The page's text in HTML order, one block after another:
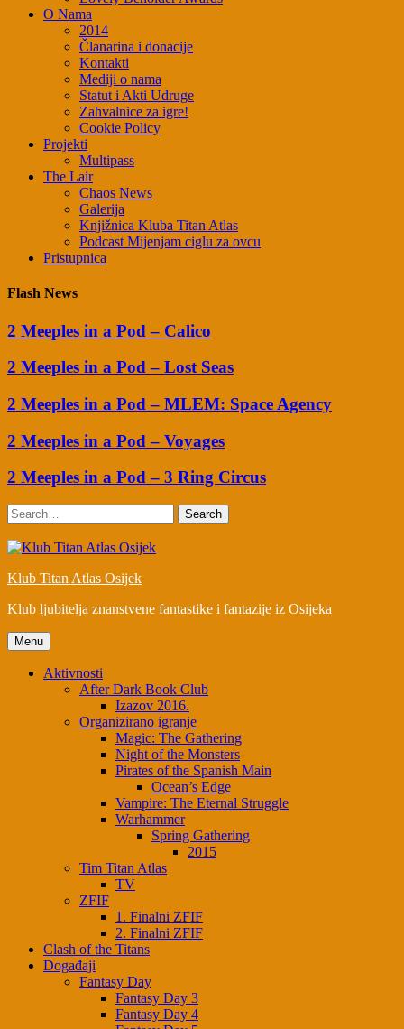
O Nama
2014
Članarina i donacije
Kontakti
Mediji o nama
Statut i Akti Udruge
Zahvalnice za igre!
Cookie Policy
Projekti
Multipass
The Lair
Chaos News
Galerija
Knjižnica Kluba Titan Atlas
Podcast Mijenjam ciglu za ovcu
Pristupnica
Flash News
2 Meeples in a Pod – Calico
2 Meeples in a Pod – Lost Seas
2 Meeples in a Pod – MLEM: Space Agency
2 Meeples in a Pod – Voyages
2 Meeples in a Pod – 3 Ring Circus
Search
Klub Titan Atlas Osijek
Klub ljubitelja znanstvene fantastike i fantazije iz Osijeka
Menu
Aktivnosti
After Dark Book Club
Izazov 2016.
Organizirano igranje
Magic: The Gathering
Night of the Monsters
Pirates of the Spanish Main
Ocean’s Edge
Vampire: The Eternal Struggle
Warhammer
Spring Gathering
2015
Tim Titan Atlas
TV
ZFIF
1. Finalni ZFIF
2. Finalni ZFIF
Clash of the Titans
Događaji
Fantasy Day
Fantasy Day 3
Fantasy Day 4